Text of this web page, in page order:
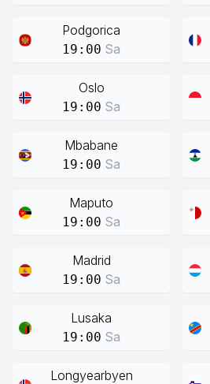
Podgorica
19:00 Sa
Oslo
19:00 Sa
Mbabane
19:00 Sa
Maputo
19:00 Sa
Madrid
19:00 Sa
Lusaka
19:00 Sa
Longyearbyen